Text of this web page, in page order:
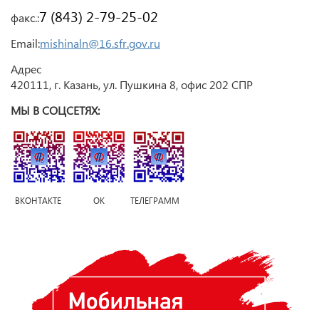
факс.:7 (843) 2-79-25-02
Email:mishinaln@16.sfr.gov.ru
Адрес
420111, г. Казань, ул. Пушкина 8, офис 202 СПР
МЫ В СОЦСЕТЯХ:
ВКОНТАКТЕ ОК ТЕЛЕГРАММ